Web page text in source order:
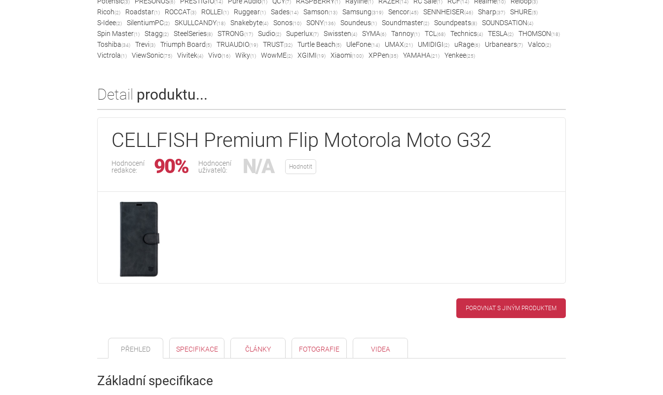
(3) (6) (14) (1) (7) (1) (1) (14) (1) (14) (10) (3)
Ricoh(2) Roadstar(1) ROCCAT(3) ROLLEI(1) Ruggear(1) Sades(14) Samson(13) Samsung(319) Sencor(45) SENNHEISER(46) Sharp(37) SHURE(5)
S-Idee(2) SilentiumPC(2) SKULLCANDY(18) Snakebyte(4) Sonos(10) SONY(136) Soundeus(1) Soundmaster(2) Soundpeats(8) SOUNDSATION(4)
Spin Master(1) Stagg(2) SteelSeries(8) STRONG(17) Sudio(2) Superlux(7) Swissten(4) SYMA(6) Tannoy(1) TCL(68) Technics(4) TESLA(2) THOMSON(18)
Toshiba(34) Trevi(3) Triumph Board(5) TRUAUDIO(19) TRUST(32) Turtle Beach(5) UleFone(14) UMAX(21) UMIDIGI(2) uRage(6) Urbanears(7) Valco(2)
Victrola(1) ViewSonic(75) Vivitek(4) Vivo(16) Wiky(1) WowME(2) XGIMI(19) Xiaomi(100) XPPen(35) YAMAHA(21) Yenkee(25)
Detail produktu...
CELLFISH Premium Flip Motorola Moto G32
Hodnocení
redakce:
90%
Hodnocení
uživatelů:
N/A Hodnotit
POROVNAT S JINÝM PRODUKTEM
PŘEHLED SPECIFIKACE ČLÁNKY FOTOGRAFIE VIDEA
Základní specifikace